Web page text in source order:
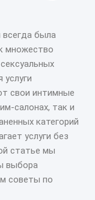
была
множество
свои интимные
салонах, так и
категорий
услуги без
статье мы
выбора
советы по